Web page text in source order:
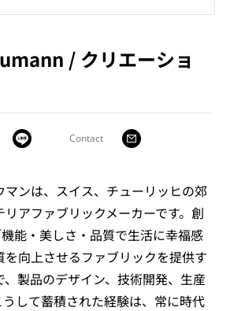
/ クリエーショ
Contact
マンは、スイス、チューリッヒの郊
アファブリックメーカーです。創
能・美しさ・品質で生活に幸福感
向上させるファブリックを提供す
、製品のデザイン、技術開発、生産
して蓄積された経験は、常に時代